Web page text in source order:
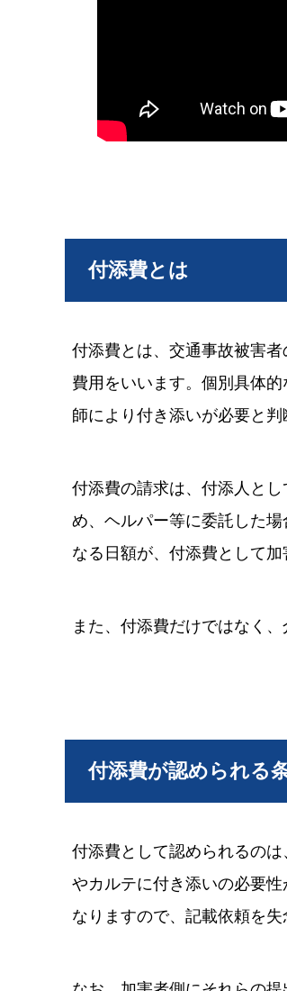
付添費とは
付添費とは、交通事故被害
費用をいいます。個別具体
師により付き添いが必要と判
付添費の請求は、付添人と
め、ヘルパー等に委託した
なる日額が、付添費として
また、付添費だけではなく
付添費が認められる
付添費として認められるの
やカルテに付き添いの必要
なりますので、記載依頼を失